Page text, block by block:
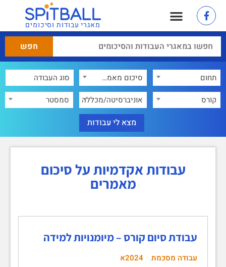
מאגרי עבודות וסיכומים
תחום
סיכום מאמרים
קורס
אוניברסיטה/מכללה סמסטר
עבודות אקדמיות על סיכום
מאמרים
עבודת סיום קורס – מיומנויות למידה
עבודה מסכמת 2024א